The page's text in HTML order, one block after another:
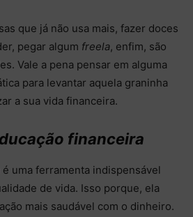
que já não usa mais, fazer doces
pegar algum freela, enfim, são
Vale a pena pensar em alguma
para levantar aquela graninha
a sua vida financeira.
financeira
é uma ferramenta indispensável
de vida. Isso porque, ela
mais saudável com o dinheiro.